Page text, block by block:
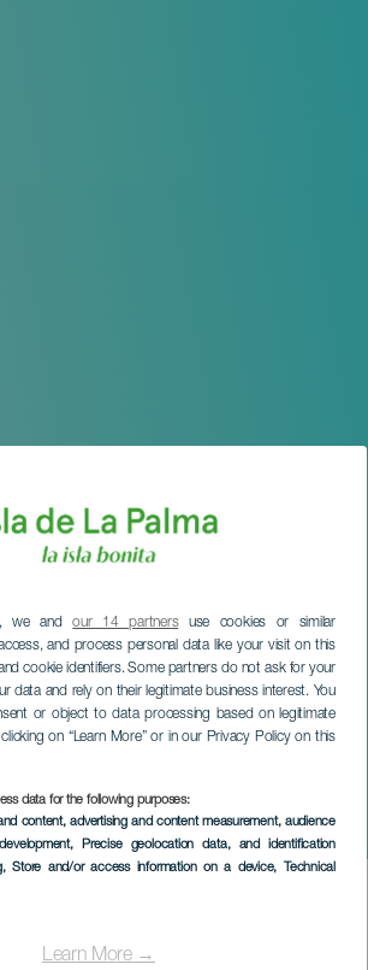
we andour 14 partnersuse cookies or similar
and process personal data like your visit on this
cookie identifiers. Some partners do not ask for your
data and rely on their legitimate business interest. You
or object to data processing based on legitimate
on “Learn More” or in our Privacy Policy on this
data for the following purposes:
content, advertising and content measurement, audience
, Precise geolocation data, and identification
, Store and/or access information on a device, Technical
Learn More →
Safe Bike